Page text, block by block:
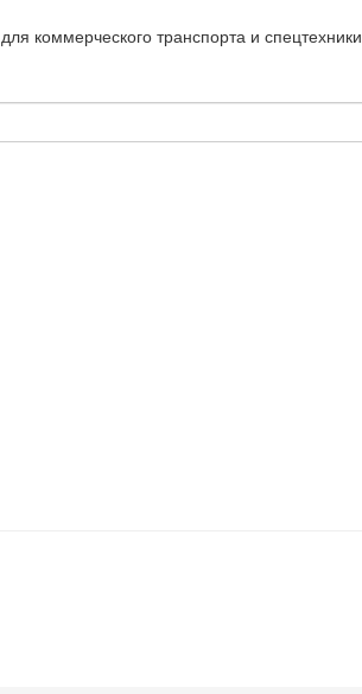
коммерческого транспорта и спецтехники